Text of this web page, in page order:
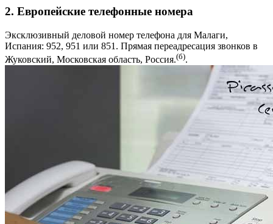
2. Европейские телефонные номера
Эксклюзивный деловой номер телефона для Малаги,
Испания: 952, 951 или 851. Прямая переадресация звонков в
Жуковский, Московская область, Россия.(б).